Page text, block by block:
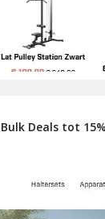
Deals tot